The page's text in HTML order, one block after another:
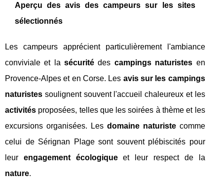
Aperçu des avis des campeurs sur les sites
sélectionnés
Les campeurs apprécient particulièrement l'ambiance
conviviale et lasécurité des campings naturistes en
Provence-Alpes et en Corse. Les avis sur les campings
naturistes soulignent souvent l'accueil chaleureux et les
activités proposées, telles que les soirées à thème et les
excursions organisées. Les domaine naturistecomme
celui de Sérignan Plage sont souvent plébiscités pour
leur engagement écologiqueet leur respect de la
nature.